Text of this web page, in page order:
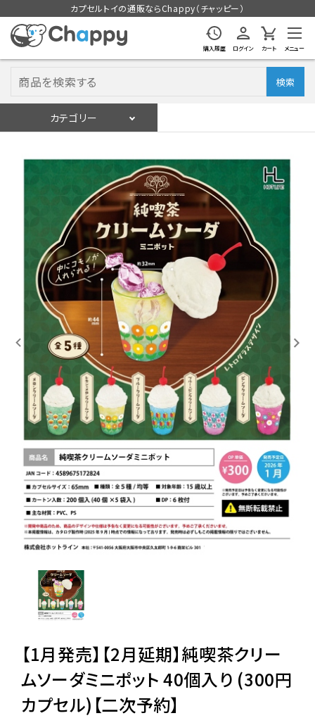
カプセルトイの通販ならChappy（チャッピー）
購入履歴 ログイン カート メニュー
検索
カテゴリー
入荷スケジュールをチェック
カプセルトイマシン本体
カプセルトイ
販促用空カプセル
レンタル
景品・玩具・文具
販促用カプセルトイ
よくあるご質問
ご利用ガイド
06-6282-7659
【1月発売】【2月延期】純喫茶クリー
ムソーダミニポット 40個入り (300円
カプセル)【二次予約】